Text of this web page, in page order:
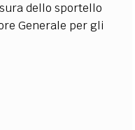
dello sportello
Generale per gli